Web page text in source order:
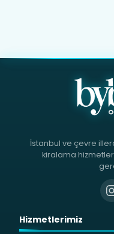
İstanbul ve çevre
kiralama
Hizmetlerimiz